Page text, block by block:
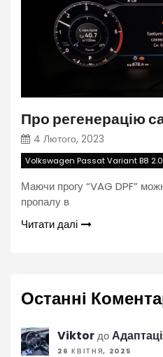
4 Лютого, 2023
Volkswagen Passat Variant B8 2.0
Маючи прогу “VAG DPF”
пропалу в
Читати далі
Останні
Viktorдо
26 КВІТНЯ, 2025